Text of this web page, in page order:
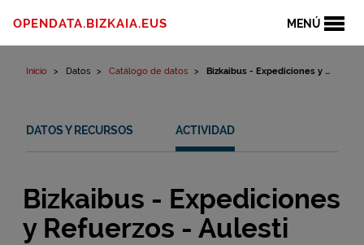
MENÚ
OPENDATA.BIZKAIA.EUS
Inicio Datos Catálogo de datos Bizkaibus - Expediciones y ...
DATOS Y RECURSOS ACTIVIDAD
Bizkaibus - Expediciones
y Refuerzos - Aulesti